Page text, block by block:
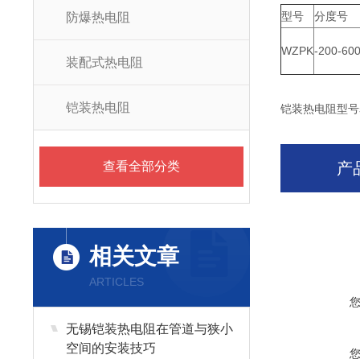
防爆热电阻
装配式热电阻
铠装热电阻
查看全部分类
相关文章
ARTICLES
无锡铠装热电阻在管道与狭小
空间的安装技巧
型号
分度号
WZPK-200-
铠装热电阻型
产